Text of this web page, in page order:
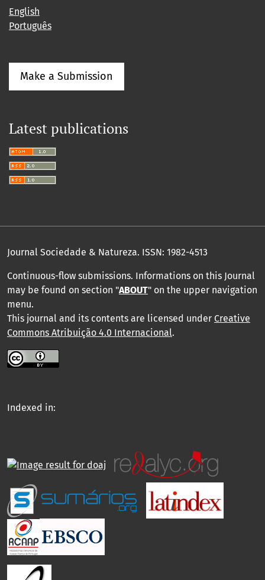
English
Português
Make a Submission
Latest publications
Journal Sociedade & Natureza. ISSN: 1982-4513
Continuous-flow submissions. Informations on this Journal
may be found on section "ABOUT" on the upper navigation
menu.
This journal and its contents are licensed under Creative
Commons Atribuição 4.0 Internacional.
Indexed in: